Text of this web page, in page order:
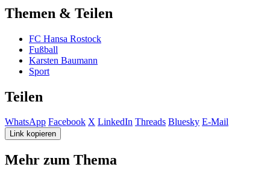
Themen & Teilen
FC Hansa Rostock
Fußball
Karsten Baumann
Sport
Teilen
WhatsApp Facebook X LinkedIn Threads Bluesky E-Mail
Link kopieren
Mehr zum Thema